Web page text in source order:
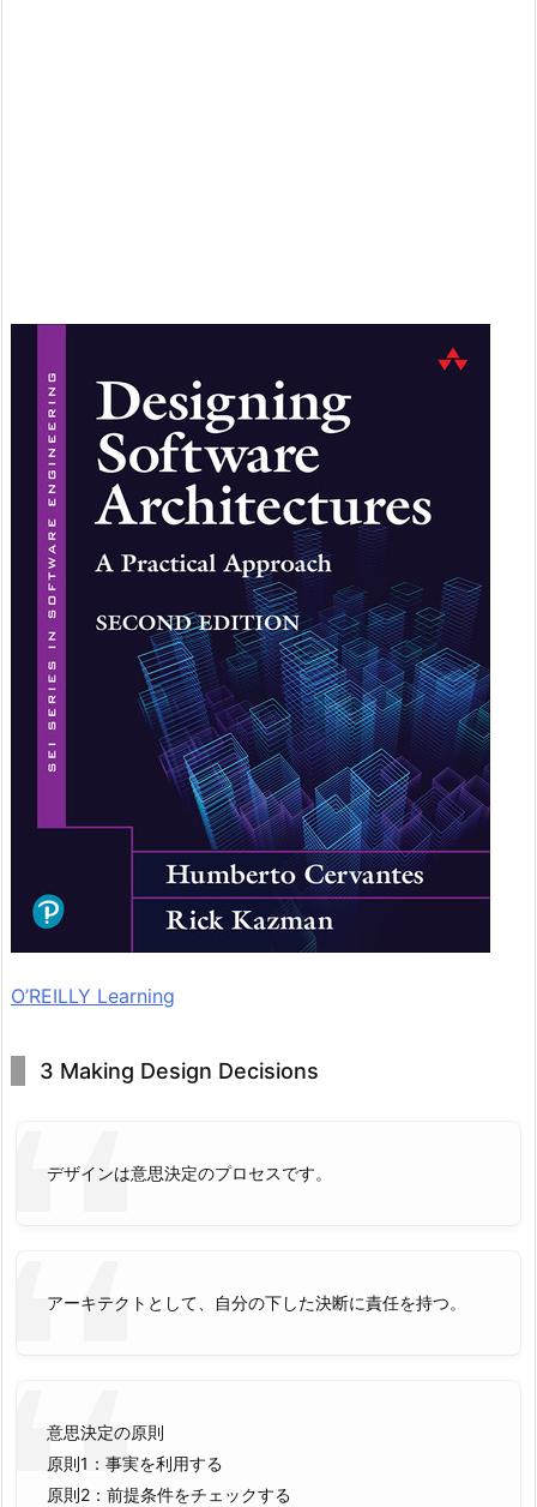
O’REILLY Learning
3 Making Design Decisions
デザインは意思決定のプロセスです。
アーキテクトとして、自分の下した決断に責任を持つ。
意思決定の原則
原則1：事実を利用する
原則2：前提条件をチェックする